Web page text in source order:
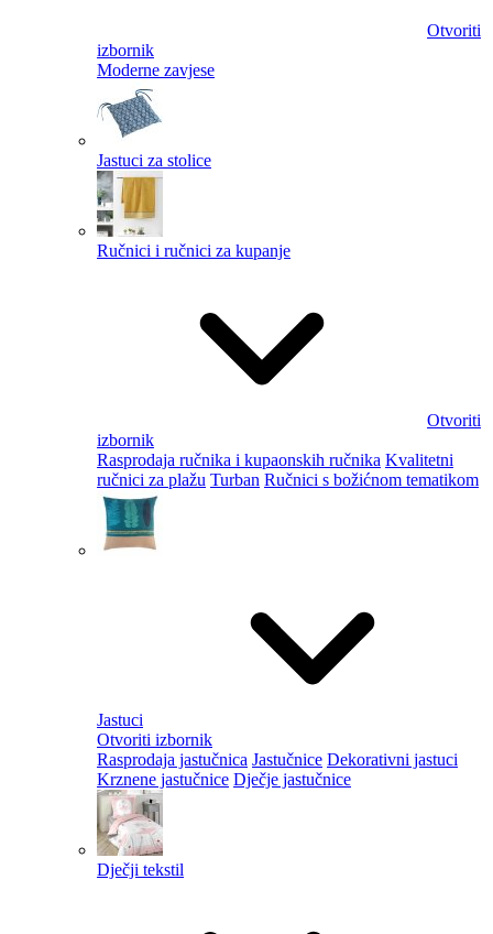
Otvoriti
izbornik
Moderne zavjese
Jastuci za stolice
Ručnici i ručnici za kupanje
Otvoriti
izbornik
Rasprodaja ručnika i kupaonskih ručnika Kvalitetni
ručnici za plažu Turban Ručnici s božićnom tematikom
Jastuci
Otvoriti izbornik
Rasprodaja jastučnica Jastučnice Dekorativni jastuci
Krznene jastučnice Dječje jastučnice
Dječji tekstil